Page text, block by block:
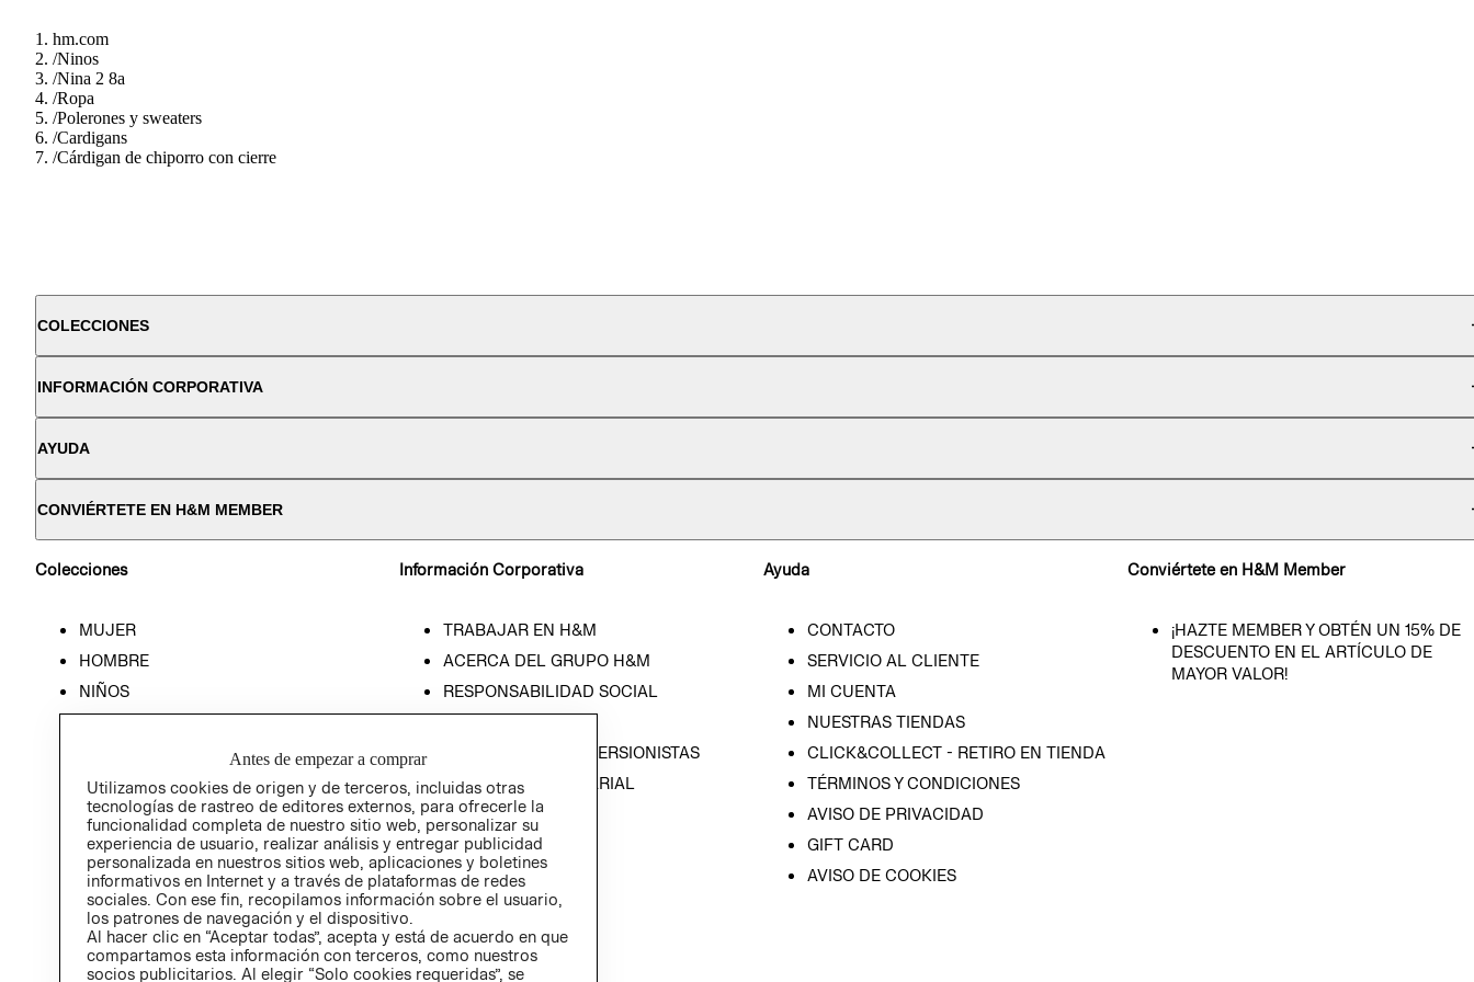
hm.com
/Ninos
/Nina 2 8a
/Ropa
/Polerones y sweaters
/Cardigans
/Cárdigan de chiporro con cierre
COLECCIONES
INFORMACIÓN CORPORATIVA
AYUDA
CONVIÉRTETE EN H&M MEMBER
Colecciones
MUJER
HOMBRE
NIÑOS
Información Corporativa
TRABAJAR EN H&M
ACERCA DEL GRUPO H&M
RESPONSABILIDAD SOCIAL
RELACIÓN CON INVERSIONISTAS
POLÍTICA EMPRESARIAL
Ayuda
CONTACTO
SERVICIO AL CLIENTE
MI CUENTA
NUESTRAS TIENDAS
CLICK&COLLECT - RETIRO EN TIENDA
TÉRMINOS Y CONDICIONES
AVISO DE PRIVACIDAD
GIFT CARD
AVISO DE COOKIES
Conviértete en H&M Member
¡HAZTE MEMBER Y OBTÉN UN 15% DE
DESCUENTO EN EL ARTÍCULO DE
MAYOR VALOR!
Antes de empezar a comprar
Utilizamos cookies de origen y de terceros, incluidas otras
tecnologías de rastreo de editores externos, para ofrecerle la
funcionalidad completa de nuestro sitio web, personalizar su
experiencia de usuario, realizar análisis y entregar publicidad
personalizada en nuestros sitios web, aplicaciones y boletines
informativos en Internet y a través de plataformas de redes
sociales. Con ese fin, recopilamos información sobre el usuario,
los patrones de navegación y el dispositivo.
Al hacer clic en “Aceptar todas”, acepta y está de acuerdo en que
compartamos esta información con terceros, como nuestros
socios publicitarios. Al elegir “Solo cookies requeridas”, se